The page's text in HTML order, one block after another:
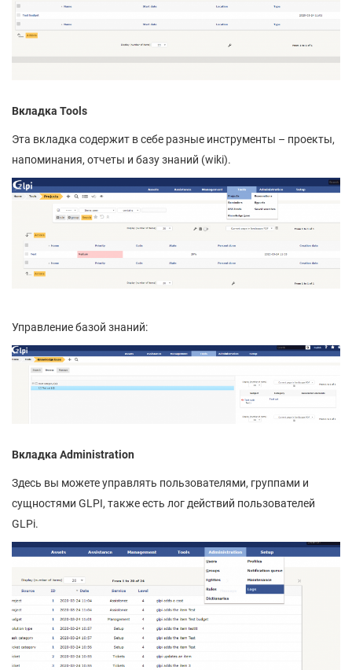
Вкладка Tools
Эта вкладка содержит в себе разные инструменты – проекты,
напоминания, отчеты и базу знаний (wiki).
Управление базой знаний:
Вкладка Administration
Здесь вы можете управлять пользователями, группами и
сущностями GLPI, также есть лог действий пользователей
GLPi.